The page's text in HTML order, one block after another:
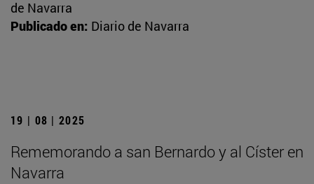
de Navarra
Publicado en: Diario de Navarra
19 | 08 | 2025
Rememorando a san Bernardo y al Císter en
Navarra